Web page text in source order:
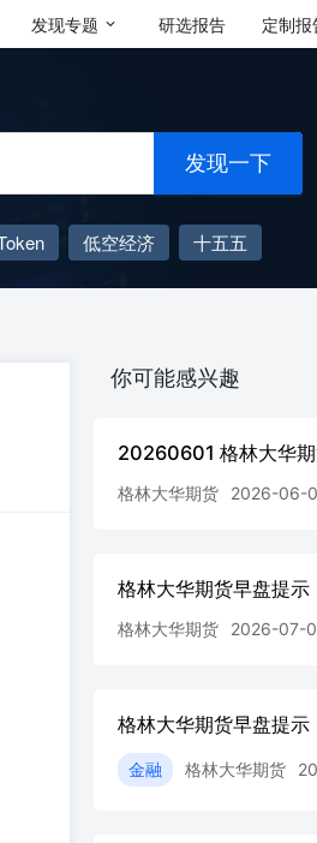
发现专题 研选报告 定制报
发现一下
低空经济
十五五
你可能感兴趣
20260601 格林大华
格林大华期货 2026-06-
格林大华期货早盘提示
格林大华期货 2026-07-
格林大华期货早盘提示
金融 格林大华期货